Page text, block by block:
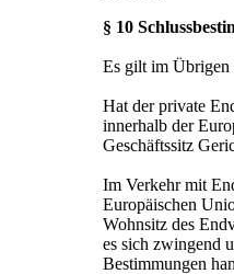
§ 10
Es gilt im Übrigen
Hat der private
innerhalb der
Geschäftssitz
Im Verkehr mit
Europäischen
Wohnsitz des
es sich zwingend
Bestimmungen